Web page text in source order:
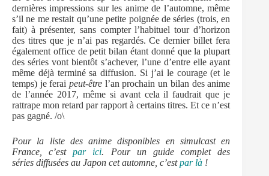
dernières impressions sur les anime de l’automne, même
s’il ne me restait qu’une petite poignée de séries (trois, en
fait) à présenter, sans compter l’habituel tour d’horizon
des titres que je n’ai pas regardés. Ce dernier billet fera
également office de petit bilan étant donné que la plupart
des séries vont bientôt s’achever, l’une d’entre elle ayant
même déjà terminé sa diffusion. Si j’ai le courage (et le
temps) je feraipeut-être l’an prochain un bilan des anime
de l’année 2017, même si avant cela il faudrait que je
rattrape mon retard par rapport à certains titres. Et ce n’est
pas gagné. /o\
Pour la liste des anime disponibles en simulcast en
France, c’estpar ici. Pour un guide complet des
séries diffusées au Japon cet automne, c’estpar là !